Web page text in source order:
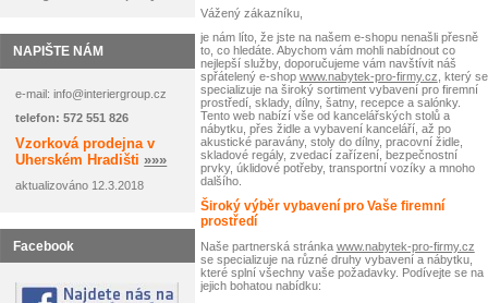
NAPIŠTE NÁM
e-mail: info@interiergroup.cz
telefon: 572 551 826
Vzorková prodejna v
Uherském Hradišti »»»
aktualizováno 12.3.2018
Facebook
Vážený zákazníku,
je nám líto, že jste na našem e-shopu nenašli přesně
to, co hledáte. Abychom vám mohli nabídnout co
nejlepší služby, doporučujeme vám navštívit náš
spřátelený e-shop www.nabytek-pro-firmy.cz , který se
specializuje na široký sortiment vybavení pro firemní
prostředí, sklady, dílny, šatny, recepce a salónky.
Tento web nabízí vše od kancelářských stolů a
nábytku, přes židle a vybavení kanceláří, až po
akustické paravány, stoly do dílny, pracovní židle,
skladové regály, zvedací zařízení, bezpečnostní
prvky, úklidové potřeby, transportní vozíky a mnoho
dalšího.
Široký výběr vybavení pro Vaše firemní
prostředí
Naše partnerská stránka www.nabytek-pro-firmy.cz
se specializuje na různé druhy vybavení a nábytku,
které splní všechny vaše požadavky. Podívejte se na
jejich bohatou nabídku: